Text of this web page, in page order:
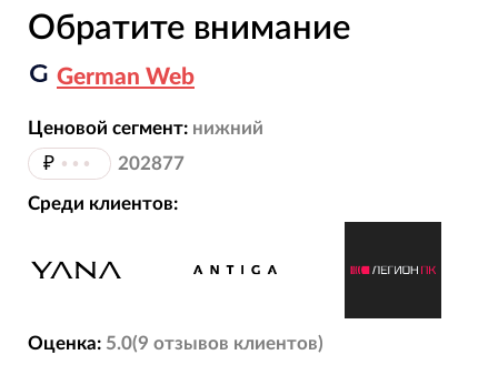
Обратите внимание
German Web
Ценовой сегмент: нижний
₽ ••• 202877
Среди клиентов:
Оценка: 5.0(9 отзывов клиентов)